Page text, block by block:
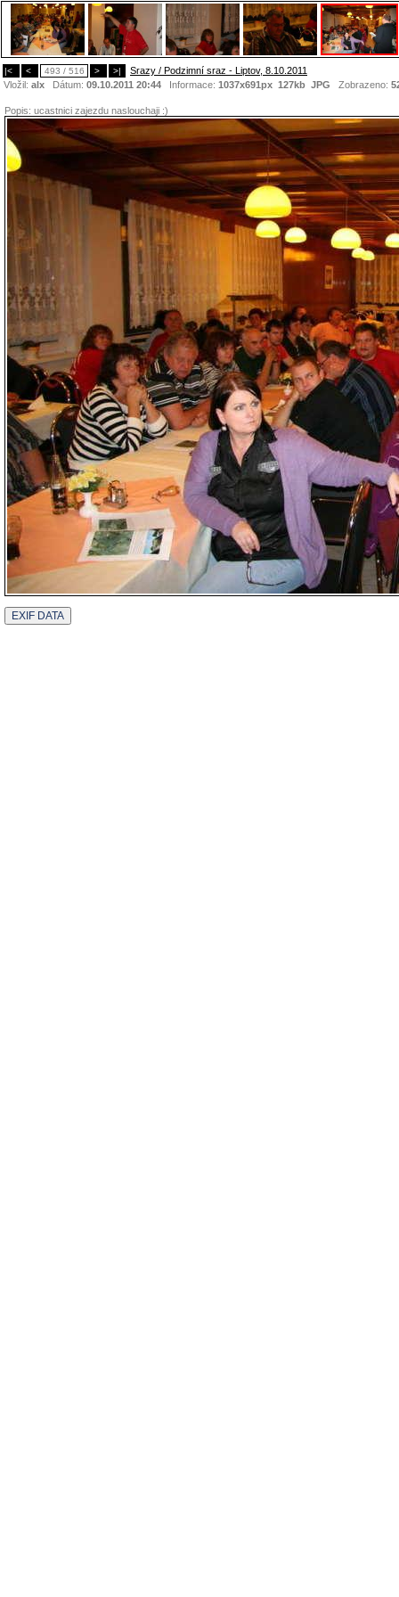
|< < 493 / 516 > >|
Srazy / Podzimní sraz - Liptov, 8.10.2011
Vložil: alx Dátum: 09.10.2011 20:44 Informace: 1037x691px 127kb JPG Zobrazeno:
Popis: ucastnici zajezdu naslouchaji :)